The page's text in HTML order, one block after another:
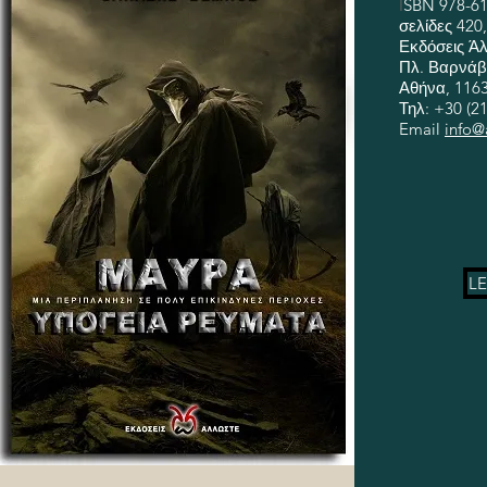
ISBN 978-
σελίδες
Εκδόσεις
Πλ.
Αθήνα,
Τηλ: +30
Email